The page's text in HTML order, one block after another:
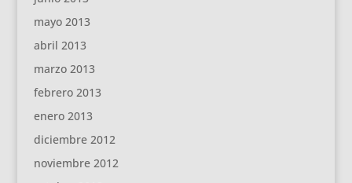
mayo 2013
abril 2013
marzo 2013
febrero 2013
enero 2013
diciembre 2012
noviembre 2012